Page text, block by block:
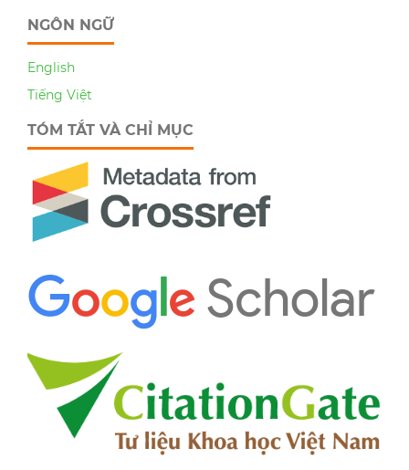
NGÔN NGỮ
English
Tiếng Việt
TÓM TẮT VÀ CHỈ MỤC